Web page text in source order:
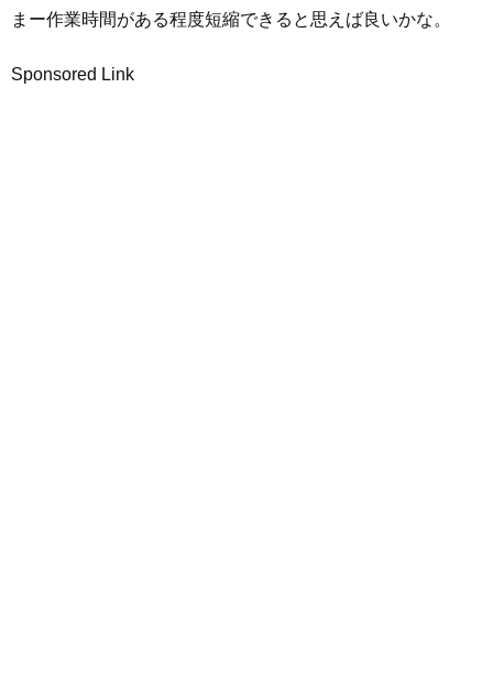
まー作業時間がある程度短縮できると思えば良いかな。
Sponsored Link